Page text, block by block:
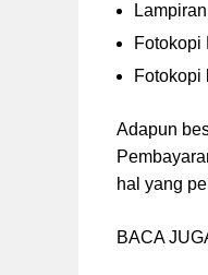
Fotokopi
Fotokopi
Adapun
hal yang
BACA